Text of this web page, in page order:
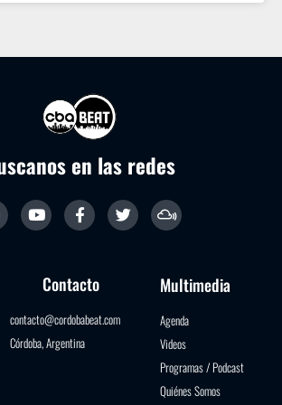
en las redes
Contacto
contacto@cordobabeat.com
Córdoba, Argentina
Multimedia
Agenda
Videos
Programas / Podcast
Quiénes Somos